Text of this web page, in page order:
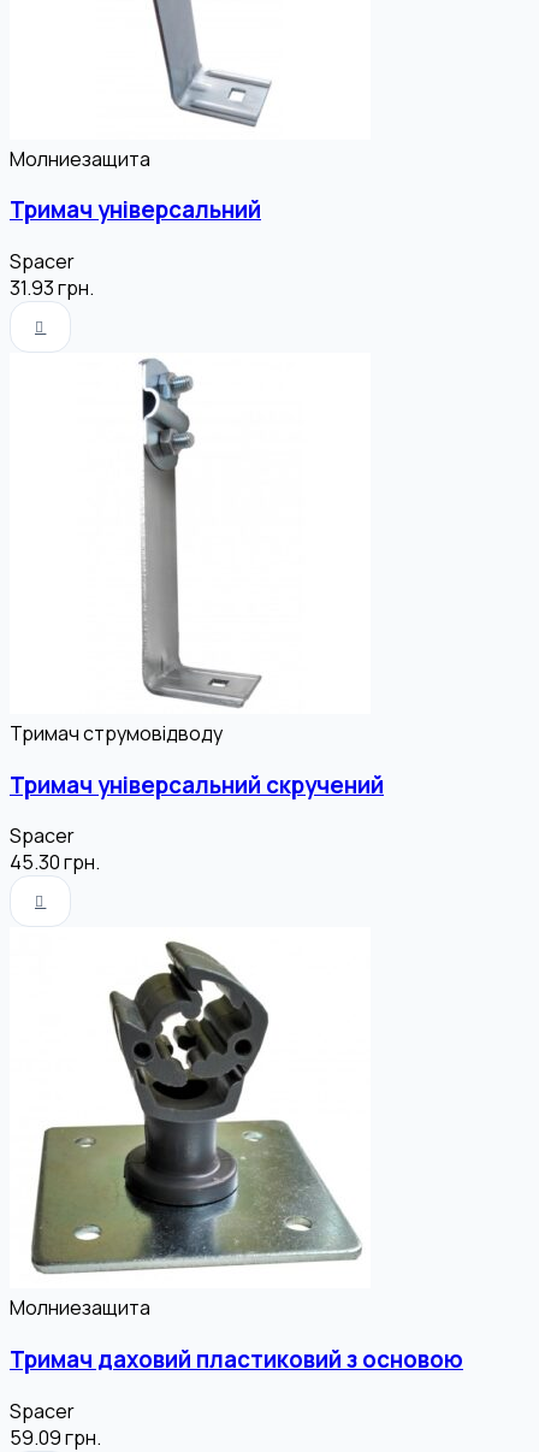
Молниезащита
Тримач універсальний
Spacer
31.93грн.
Тримач струмовідводу
Тримач універсальний скручений
Spacer
45.30грн.
Молниезащита
Тримач даховий пластиковий з основою
Spacer
59.09грн.